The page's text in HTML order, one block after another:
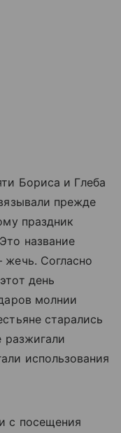
Бориса и Глеба
прежде
праздник
название
жечь. Согласно
день
молнии
старались
разжигали
использования
с посещения